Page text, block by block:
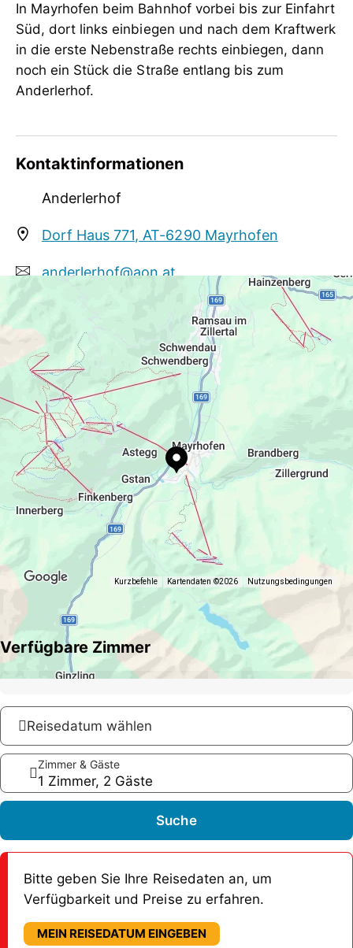
Kinder
Gitterbett / Babybett, Kinderermäßigung,
Kinderfreundlich, Kinderhochstuhl
Tagung / Kongress
Garten / Wiese, Gratiseintritt ins
In Mayrhofen beim Bahnhof vorbei bis zur Einfahrt
Süd, dort links einbiegen und nach dem Kraftwerk
in die erste Nebenstraße rechts einbiegen, dann
noch ein Stück die Straße entlang bis zum
Anderlerhof.
Kontaktinformationen
Anderlerhof
Dorf Haus 771, AT-6290 Mayrhofen
anderlerhof@aon.at
http://anderlerhof@aon.at
Kurzbefehle Kartendaten ©2026 Nutzungsbedingungen
Verfügbare Zimmer
Reisedatum wählen
Zimmer & Gäste
1 Zimmer, 2 Gäste
Suche
Bitte geben Sie Ihre Reisedaten an, um
Verfügbarkeit und Preise zu erfahren.
MEIN REISEDATUM EINGEBEN